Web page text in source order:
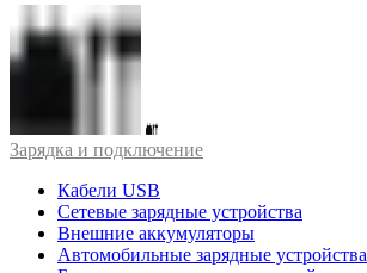
Зарядка и подключение
Кабели USB
Сетевые зарядные устройства
Внешние аккумуляторы
Автомобильные зарядные устройства